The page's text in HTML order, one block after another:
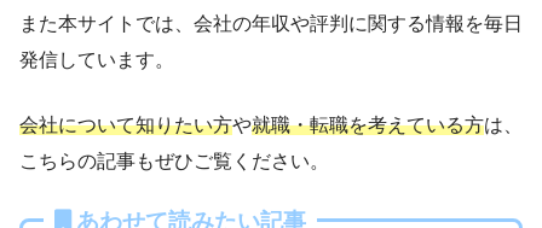
また本サイトでは、会社の年収や評判に関する情報を毎日
発信しています。
会社について知りたい方や就職・転職を考えている方は、
こちらの記事もぜひご覧ください。
あわせて読みたい記事